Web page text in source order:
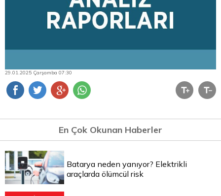
29.01.2025 Çarşamba 07:30
En Çok Okunan Haberler
Batarya neden yanıyor? Elektrikli
araçlarda ölümcül risk